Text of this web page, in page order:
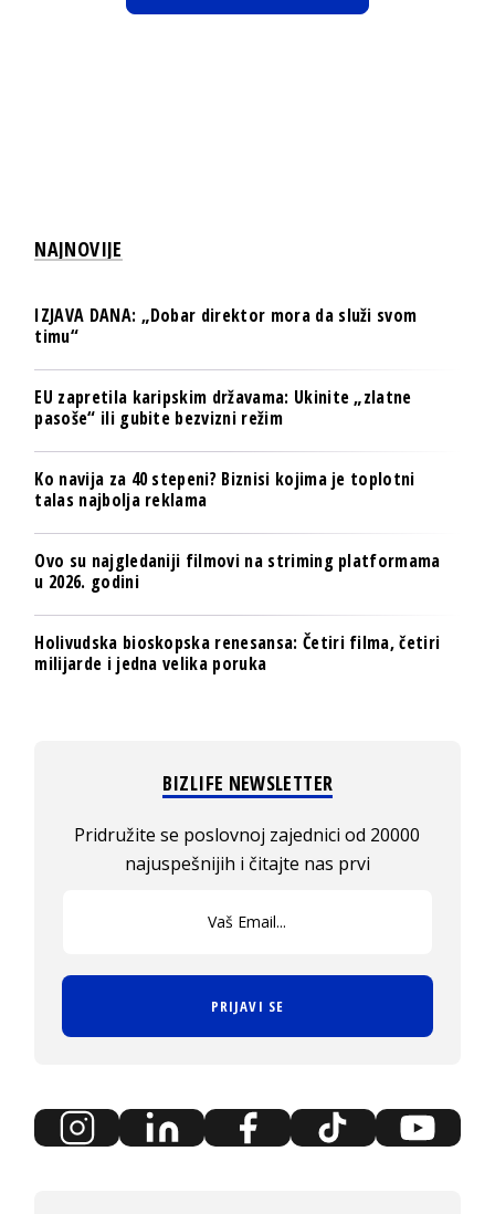
NAJNOVIJE
IZJAVA DANA: „Dobar direktor mora da služi svom
timu“
EU zapretila karipskim državama: Ukinite „zlatne
pasoše“ ili gubite bezvizni režim
Ko navija za 40 stepeni? Biznisi kojima je toplotni
talas najbolja reklama
Ovo su najgledaniji filmovi na striming platformama
u 2026. godini
Holivudska bioskopska renesansa: Četiri filma, četiri
milijarde i jedna velika poruka
BIZLIFE NEWSLETTER
Pridružite se poslovnoj zajednici od 20000
najuspešnijih i čitajte nas prvi
PRIJAVI SE